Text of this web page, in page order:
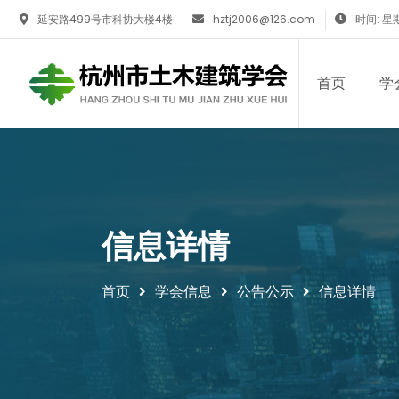
延安路499号市科协大楼4楼 hztj2006@126.com 时间: 星
首页 学
信息详情
首页 学会信息 公告公示 信息详情